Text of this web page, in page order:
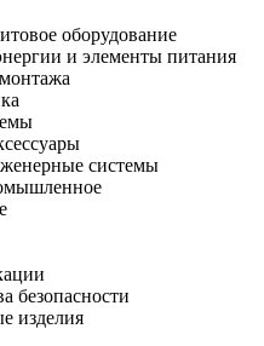
оборудование
и элементы питания
системы
безопасности
изделия